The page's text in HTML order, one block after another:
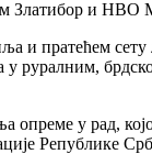
Златибор и
и пратећем
руралним,
у рад,
Републике